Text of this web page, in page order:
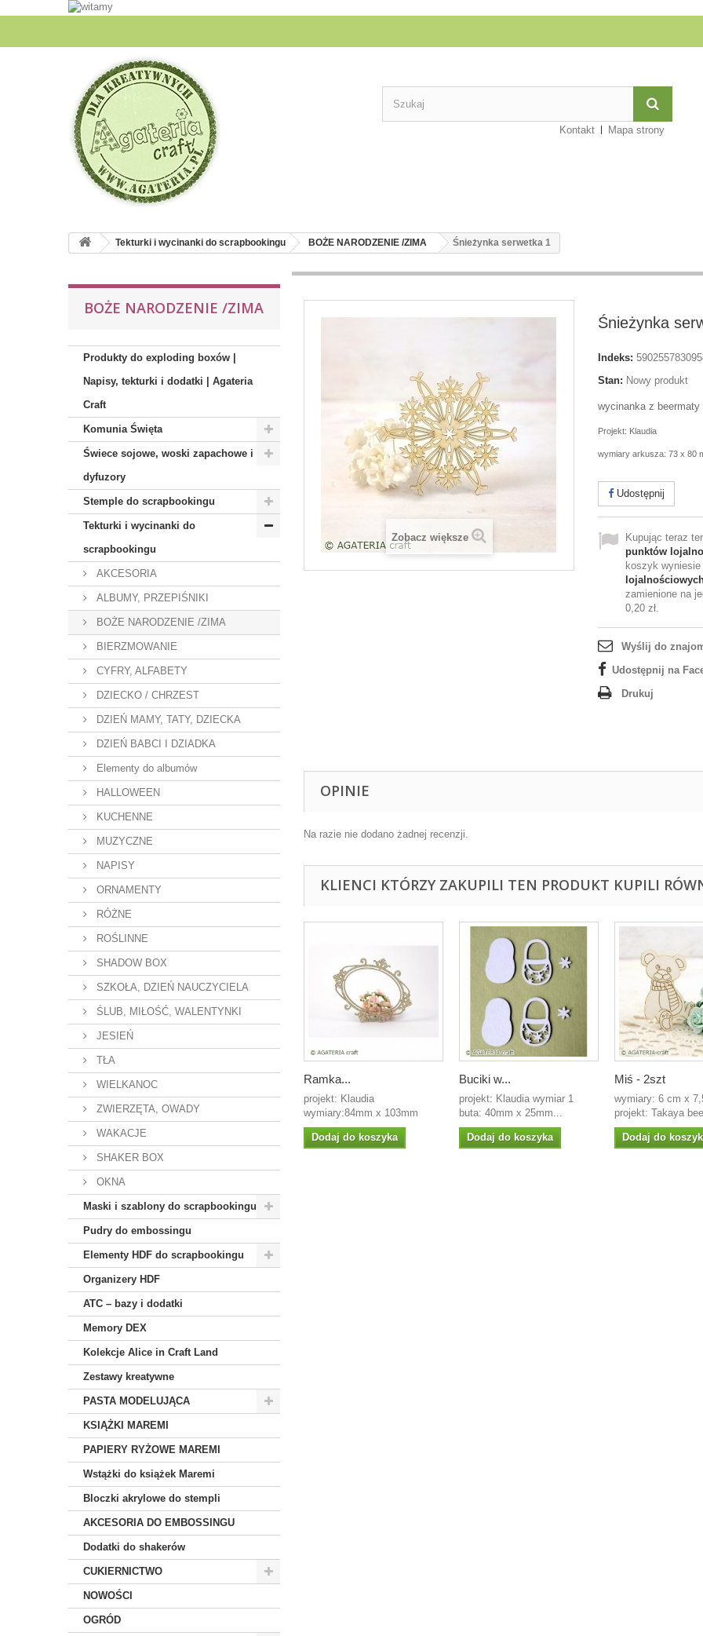
Kontakt Mapa strony
Tekturki i wycinanki do scrapbookingu BOŻE NARODZENIE /ZIMA Śnieżynka serwetka 1
BOŻE NARODZENIE /ZIMA
Produkty do exploding boxów |
Napisy, tekturki i dodatki | Agateria
Craft
Komunia Święta
Świece sojowe, woski zapachowe i
dyfuzory
Stemple do scrapbookingu
Tekturki i wycinanki do
scrapbookingu
AKCESORIA
ALBUMY, PRZEPIŚNIKI
BOŻE NARODZENIE /ZIMA
BIERZMOWANIE
CYFRY, ALFABETY
DZIECKO / CHRZEST
DZIEŃ MAMY, TATY, DZIECKA
DZIEŃ BABCI I DZIADKA
Elementy do albumów
HALLOWEEN
KUCHENNE
MUZYCZNE
NAPISY
ORNAMENTY
RÓŻNE
ROŚLINNE
SHADOW BOX
SZKOŁA, DZIEŃ NAUCZYCIELA
ŚLUB, MIŁOŚĆ, WALENTYNKI
JESIEŃ
TŁA
WIELKANOC
ZWIERZĘTA, OWADY
WAKACJE
SHAKER BOX
OKNA
Maski i szablony do scrapbookingu
Pudry do embossingu
Elementy HDF do scrapbookingu
Organizery HDF
ATC – bazy i dodatki
Memory DEX
Kolekcje Alice in Craft Land
Zestawy kreatywne
PASTA MODELUJĄCA
KSIĄŻKI MAREMI
PAPIERY RYŻOWE MAREMI
Wstążki do książek Maremi
Bloczki akrylowe do stempli
AKCESORIA DO EMBOSSINGU
Dodatki do shakerów
CUKIERNICTWO
NOWOŚCI
OGRÓD
Zobacz większe
Śnieżynka
Indeks:
Stan: Nowy produkt
wycinanka z beermaty
Projekt: Klaudia
wymiary arkusza: 73 x 80
Udostępnij
Kupując teraz
punktów
koszyk wyniesie
zamienione na
0,20 zł.
Wyślij do
Udostępnij na
Drukuj
OPINIE
Na razie nie dodano żadnej recenzji.
KLIENCI KTÓRZY ZAKUPILI TEN PRODUKT KUPILI
Ramka...
projekt: Klaudia
wymiary:84mm x 103mm
Dodaj do koszyka
Buciki w...
projekt: Klaudia wymiar 1
buta: 40mm x 25mm...
Dodaj do koszyka
Miś - 2szt
wymiary: 6 cm x
projekt: Takaya
Dodaj do